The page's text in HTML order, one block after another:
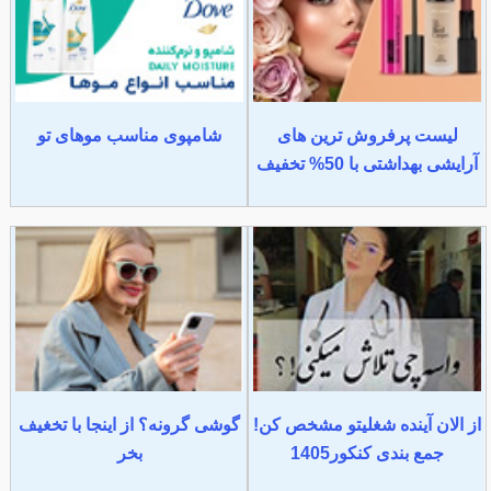
لیست پرفروش ترین های
آرایشی بهداشتی با 50% تخفیف
شامپوی مناسب موهای تو
از الان آینده شغلیتو مشخص کن!
جمع بندی کنکور1405
گوشی گرونه؟ از اینجا با تخغیف
بخر